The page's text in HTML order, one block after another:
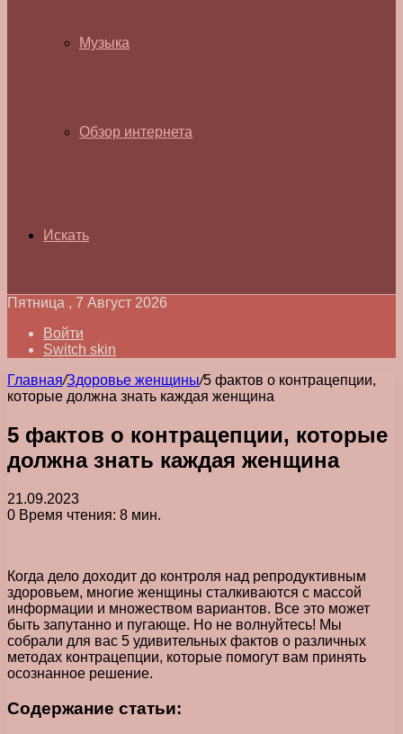
Музыка
Обзор интернета
Искать
Пятница , 7 Август 2026
Войти
Switch skin
Главная/Здоровье женщины/5 фактов о контрацепции,
которые должна знать каждая женщина
5 фактов о контрацепции, которые
должна знать каждая женщина
21.09.2023
0 Время чтения: 8 мин.
Когда дело доходит до контроля над репродуктивным
здоровьем, многие женщины сталкиваются с массой
информации и множеством вариантов. Все это может
быть запутанно и пугающе. Но не волнуйтесь! Мы
собрали для вас 5 удивительных фактов о различных
методах контрацепции, которые помогут вам принять
осознанное решение.
Содержание статьи: